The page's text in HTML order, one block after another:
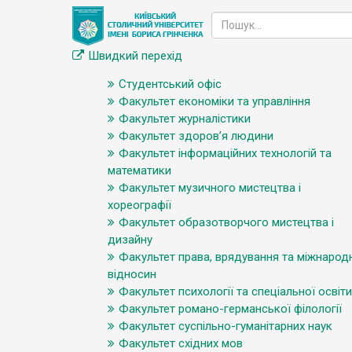
Швидкий перехід
Студентський офіс
Факультет економіки та управління
Факультет журналістики
Факультет здоров’я людини
Факультет інформаційних технологій та
математики
Факультет музичного мистецтва і
хореографії
Факультет образотворчого мистецтва і
дизайну
Факультет права, врядування та
відносин
Факультет психології та спеціальної освіти
Факультет романо-германської філології
Факультет суспільно-гуманітарних наук
Факультет східних мов